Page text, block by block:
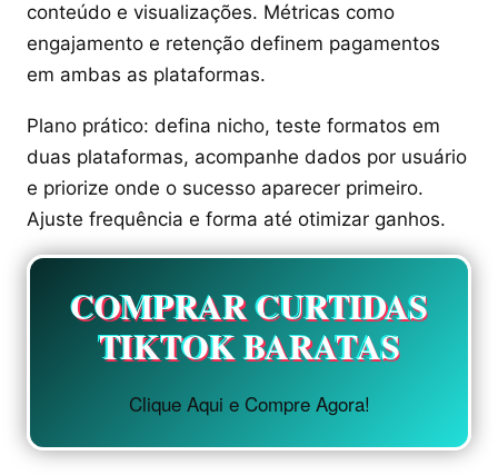
conteúdo e visualizações. Métricas como
engajamento e retenção definem pagamentos
em ambas as plataformas.
Plano prático: defina nicho, teste formatos em
duas plataformas, acompanhe dados por usuário
e priorize onde o sucesso aparecer primeiro.
Ajuste frequência e forma até otimizar ganhos.
COMPRAR CURTIDAS
TIKTOK BARATAS
Clique Aqui e Compre Agora!